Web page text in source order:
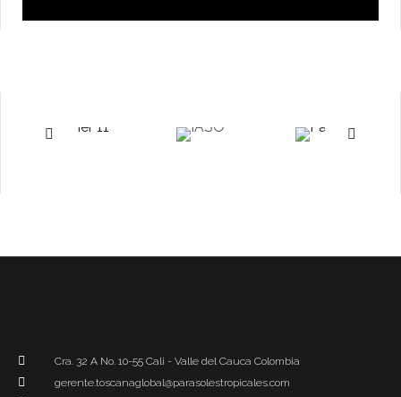
Cra. 32 A No. 10-55 Cali - Valle del Cauca Colombia
gerente.toscanaglobal@parasolestropicales.com